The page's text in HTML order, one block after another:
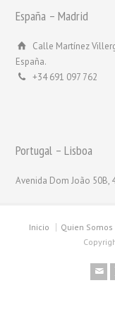
España – Madrid
Calle Martínez
España.
+34 691 097 762
Portugal – Lisboa
Avenida Dom João 50B,
Inicio Quien Somos